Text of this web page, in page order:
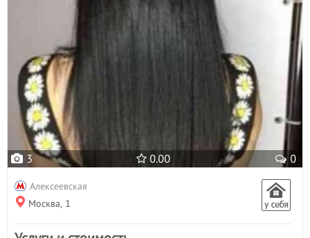
3 0.00 0
Алексеевская
Москва, 1